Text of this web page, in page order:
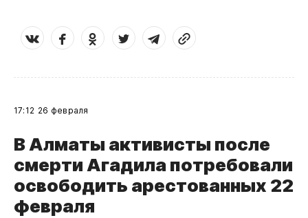
17:12 26 февраля
В Алматы активисты после
смерти Агадила потребовали
освободить арестованных 22
февраля